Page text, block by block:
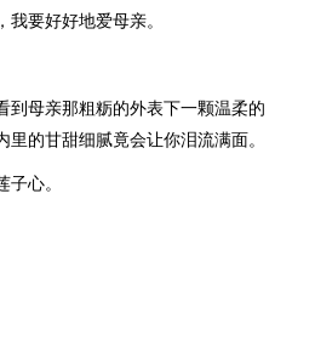
要好好地爱母亲。
到母亲那粗粝的外表下一颗温柔的
的甘甜细腻竟会让你泪流满面。
心。